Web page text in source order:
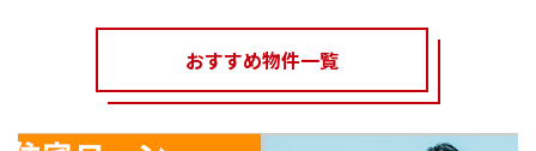
おすすめ物件一覧